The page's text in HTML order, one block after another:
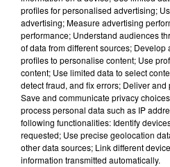
présente.
LE MAGASIN
SES PORTES
C'était l'une des
rémois. Le magasin
profiles for personalised advertising;
advertising; Measure advertising
performance; Understand audiences
of data from different sources;
profiles to personalise content; Use
content; Use limited data to select
detect fraud, and fix errors; Deliver
Save and communicate privacy
process personal data such as IP
following functionalities: Identify
requested; Use precise geolocation
other data sources; Link different
information transmitted automatically.